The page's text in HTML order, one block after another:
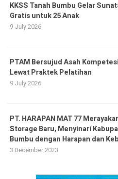
KKSS Tanah Bumbu Gelar
Gratis untuk 25 Anak
9 July 2026
PTAM Bersujud Asah
Lewat Praktek Pelatihan
9 July 2026
PT. HARAPAN MAT 77
Storage Baru, Menyinari
Bumbu dengan Harapan dan
3 December 2023